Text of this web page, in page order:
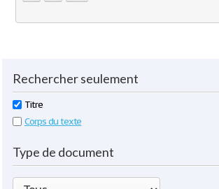
Rechercher seulement
Titre
Corps du texte
Type de document